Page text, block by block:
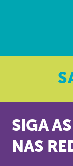
SIGA
NAS